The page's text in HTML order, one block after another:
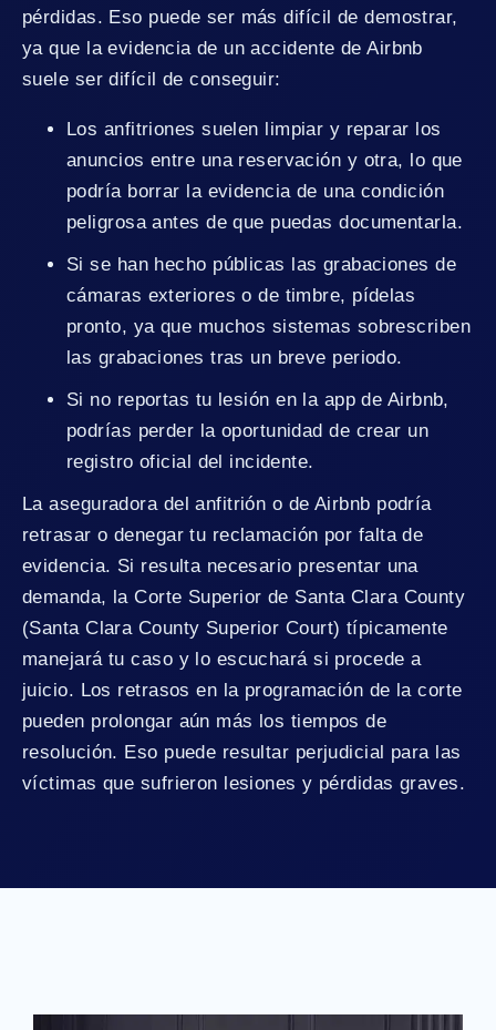
pérdidas. Eso puede ser más difícil de demostrar,
ya que la evidencia de un accidente de Airbnb
suele ser difícil de conseguir:
Los anfitriones suelen limpiar y reparar los
anuncios entre una reservación y otra, lo que
podría borrar la evidencia de una condición
peligrosa antes de que puedas documentarla.
Si se han hecho públicas las grabaciones de
cámaras exteriores o de timbre, pídelas
pronto, ya que muchos sistemas sobrescriben
las grabaciones tras un breve periodo.
Si no reportas tu lesión en la app de Airbnb,
podrías perder la oportunidad de crear un
registro oficial del incidente.
La aseguradora del anfitrión o de Airbnb podría
retrasar o denegar tu reclamación por falta de
evidencia. Si resulta necesario presentar una
demanda, la Corte Superior de Santa Clara County
(Santa Clara County Superior Court) típicamente
manejará tu caso y lo escuchará si procede a
juicio. Los retrasos en la programación de la corte
pueden prolongar aún más los tiempos de
resolución. Eso puede resultar perjudicial para las
víctimas que sufrieron lesiones y pérdidas graves.